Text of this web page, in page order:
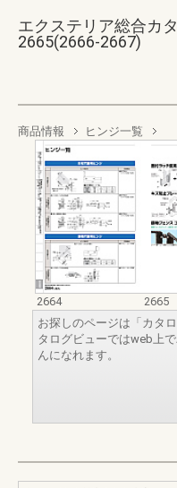
エクステリア総合カ
2665(2666-2667)
商品情報 ヒンジ一覧
2664
2665
お探しのページは「カタ
タログビューではweb上
んになれます。